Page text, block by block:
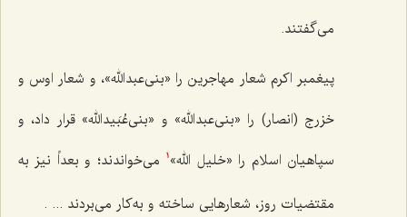
می‌گفتند.
پیغمبر اکرم شعار مهاجرین را «بنی‌عبدالله»، و شعار اوس و
خزرج (انصار) را «بنی‌عبدالله» و «بنی‌عُبَیدالله» قرار داد، و
سپاهیان اسلام را «خلیل الله» 1
می‌خواندند؛ و بعداً نیز به
مقتضیات روز، شعارهایی ساخته و به‌کار می‌بردند ... .